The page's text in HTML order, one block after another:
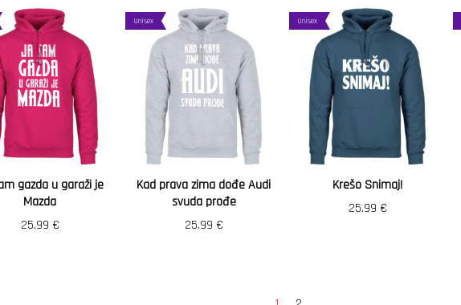
gazda u garaži je
Mazda
25.99 €
Unisex
Kad prava zima dođe Audi
svuda prođe
25.99 €
Unisex
Krešo Snimaj!
25.99 €